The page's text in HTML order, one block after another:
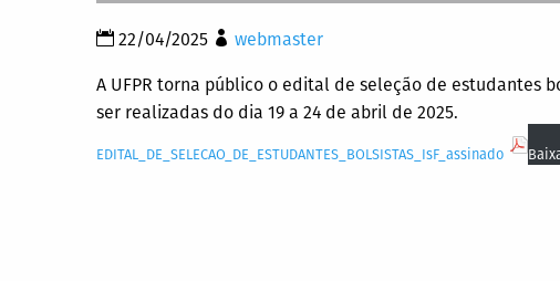
22/04/2025 webmaster
A UFPR torna público o edital de seleção de estudantes
ser realizadas do dia 19 a 24 de abril de 2025.
EDITAL_DE_SELECAO_DE_ESTUDANTES_BOLSISTAS_IsF_assinado